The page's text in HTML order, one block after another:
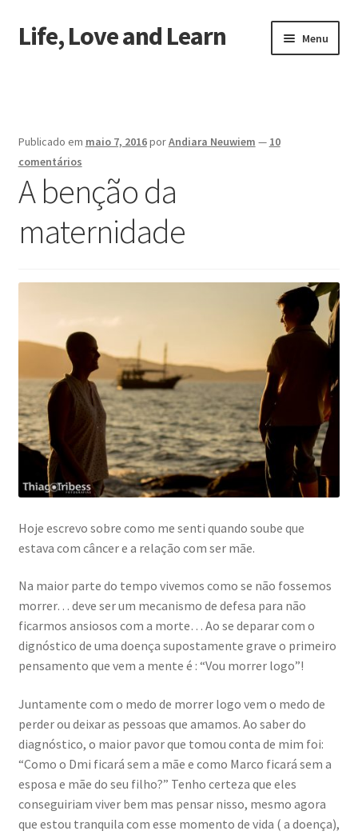
Pular
para
Pular
para
Life, Love and Learn Menu
Publicado em maio 7, 2016porAndiara Neuwiem — 10
comentários
A benção da
maternidade
Hoje escrevo sobre como me senti quando soube que
estava com câncer e a relação com ser mãe.
Na maior parte do tempo vivemos como se não fossemos
morrer… deve ser um mecanismo de defesa para não
ficarmos ansiosos com a morte… Ao se deparar com o
dignóstico de uma doença supostamente grave o primeiro
pensamento que vem a mente é : “Vou morrer logo”!
Juntamente com o medo de morrer logo vem o medo de
perder ou deixar as pessoas que amamos. Ao saber do
diagnóstico, o maior pavor que tomou conta de mim foi:
“Como o Dmi ficará sem a mãe e como Marco ficará sem a
esposa e mãe do seu filho?” Tenho certeza que eles
conseguiriam viver bem mas pensar nisso, mesmo agora
que estou tranquila com esse momento de vida ( a doença),